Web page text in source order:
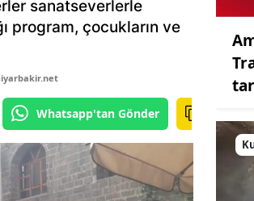
sanatseverlerle
program, çocukların ve
Whatsapp'tan Gönder